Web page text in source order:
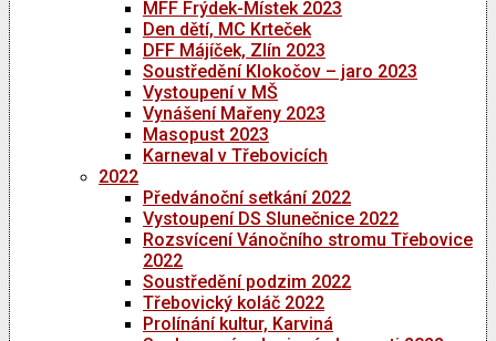
MFF Frýdek-Místek 2023
Den dětí, MC Krteček
DFF Májíček, Zlín 2023
Soustředění Klokočov – jaro 2023
Vystoupení v MŠ
Vynášení Mařeny 2023
Masopust 2023
Karneval v Třebovicích
2022
Předvánoční setkání 2022
Vystoupení DS Slunečnice 2022
Rozsvícení Vánočního stromu Třebovice
2022
Soustředění podzim 2022
Třebovický koláč 2022
Prolínání kultur, Karviná